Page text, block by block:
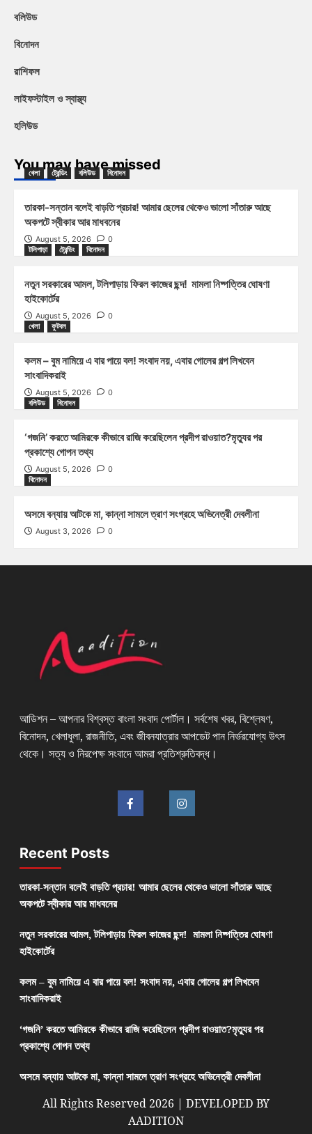
বলিউড
বিনোদন
রাশিফল
লাইফস্টাইল ও স্বাস্থ্য
হলিউড
You may have missed
খেলা ট্রেন্ডিং বলিউড বিনোদন
তারকা-সন্তান বলেই বাড়তি প্রচার! আমার ছেলের থেকেও ভালো সাঁতারু আছে
অকপটে স্বীকার আর মাধবনের
August 5, 2026
0
টলিপাড়া
ট্রেন্ডিং বিনোদন
নতুন সরকারের আমল, টলিপাড়ায় ফিরল কাজের ছন্দ! মামলা নিষ্পত্তির ঘোষণা
হাইকোর্টের
August 5, 2026
0
খেলা
ফুটবল
কলম – বুম নামিয়ে এ বার পায়ে বল! সংবাদ নয়, এবার গোলের গল্প লিখবেন
সাংবাদিকরাই
August 5, 2026
0
বলিউড
বিনোদন
‘গজনি’ করতে আমিরকে কীভাবে রাজি করেছিলেন প্রদীপ রাওয়াত?মৃত্যুর পর
প্রকাশ্যে গোপন তথ্য
August 5, 2026
0
বিনোদন
অসমে বন্যায় আটকে মা, কান্না সামলে ত্রাণ সংগ্রহে অভিনেত্রী দেবলীনা
August 3, 2026 0
আডিশন – আপনার বিশ্বস্ত বাংলা সংবাদ পোর্টাল। সর্বশেষ খবর, বিশ্লেষণ,
বিনোদন, খেলাধুলা, রাজনীতি, এবং জীবনযাত্রার আপডেট পান নির্ভরযোগ্য উৎস
থেকে। সত্য ও নিরপেক্ষ সংবাদে আমরা প্রতিশ্রুতিবদ্ধ।
Recent Posts
তারকা-সন্তান বলেই বাড়তি প্রচার! আমার ছেলের থেকেও ভালো সাঁতারু আছে
অকপটে স্বীকার আর মাধবনের
নতুন সরকারের আমল, টলিপাড়ায় ফিরল কাজের ছন্দ! মামলা নিষ্পত্তির ঘোষণা
হাইকোর্টের
কলম – বুম নামিয়ে এ বার পায়ে বল! সংবাদ নয়, এবার গোলের গল্প লিখবেন
সাংবাদিকরাই
‘গজনি’ করতে আমিরকে কীভাবে রাজি করেছিলেন প্রদীপ রাওয়াত?মৃত্যুর পর
প্রকাশ্যে গোপন তথ্য
অসমে বন্যায় আটকে মা, কান্না সামলে ত্রাণ সংগ্রহে অভিনেত্রী দেবলীনা
All Rights Reserved 2026 | DEVELOPED BY
AADITION